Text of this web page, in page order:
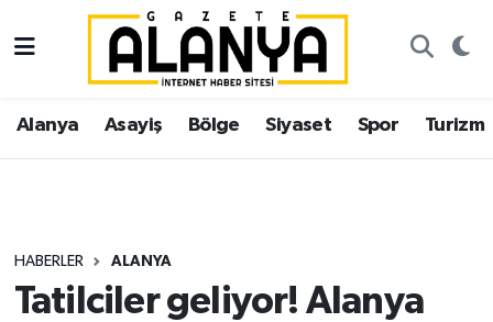
Alanya Asayiş Bölge Siyaset Spor Turizm
HABERLER ALANYA
Tatilciler geliyor! Alanya
Alanya
Asayiş
Siyaset
Spor
İstanbul Nöbetçi Eczaneler
İstanbul Hava Durumu
Süper Lig Puan Durumu ve Fikstür
Tüm Manşetler